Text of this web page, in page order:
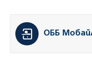
ОББ